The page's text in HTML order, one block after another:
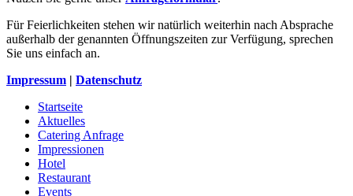
Für Feierlichkeiten stehen wir natürlich weiterhin nach Absprache
außerhalb der genannten Öffnungszeiten zur Verfügung, sprechen
Sie uns einfach an.
Impressum | Datenschutz
Startseite
Aktuelles
Catering Anfrage
Impressionen
Hotel
Restaurant
Events